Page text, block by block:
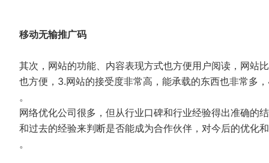
移动无输推广码
其次，网站的功能、内容表现方式也方便用户阅读，网站
也方便，3.网站的接受度非常高，能承载的东西也非常多
。
网络优化公司很多，但从行业口碑和行业经验得出准确的
和过去的经验来判断是否能成为合作伙伴，对今后的优化
。